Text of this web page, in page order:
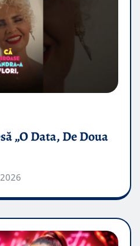
„O Data, De Doua